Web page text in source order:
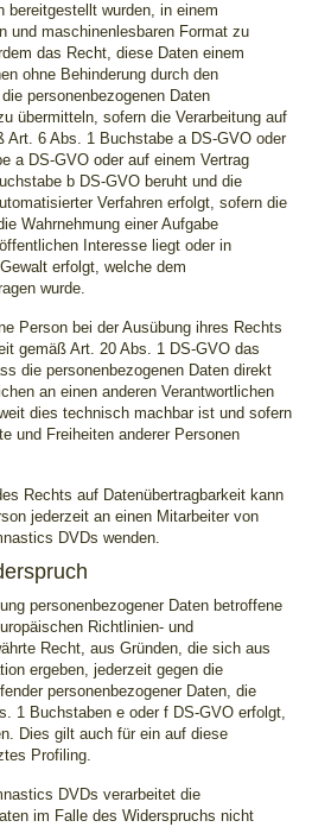
bereitgestellt wurden, in einem
und maschinenlesbaren Format zu
das Recht, diese Daten einem
ohne Behinderung durch den
personenbezogenen Daten
übermitteln, sofern die Verarbeitung auf
Art. 6 Abs. 1 Buchstabe a DS-GVO oder
a DS-GVO oder auf einem Vertrag
b DS-GVO beruht und die
Verfahren erfolgt, sofern die
Wahrnehmung einer Aufgabe
Interesse liegt oder in
erfolgt, welche dem
wurde.
Person bei der Ausübung ihres Rechts
gemäß Art. 20 Abs. 1 DS-GVO das
die personenbezogenen Daten direkt
an einen anderen Verantwortlichen
dies technisch machbar ist und sofern
und Freiheiten anderer Personen
Rechts auf Datenübertragbarkeit kann
jederzeit an einen Mitarbeiter von
DVDs wenden.
personenbezogener Daten betroffene
Richtlinien- und
Recht, aus Gründen, die sich aus
ergeben, jederzeit gegen die
personenbezogener Daten, die
1 Buchstaben e oder f DS-GVO erfolgt,
Dies gilt auch für ein auf diese
Profiling.
DVDs verarbeitet die
im Falle des Widerspruchs nicht